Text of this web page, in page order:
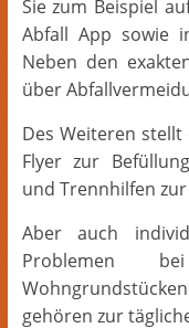
Sie zum Beispiel
Abfall App sowie
Neben den
über
Des Weiteren stellt
Flyer zur
und Trennhilfen
Aber auch
Problemen
gehören zur